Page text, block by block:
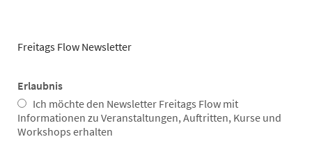
Freitags Flow Newsletter
Erlaubnis
Ich möchte den Newsletter Freitags Flow mit
Informationen zu Veranstaltungen, Auftritten, Kurse und
Workshops erhalten